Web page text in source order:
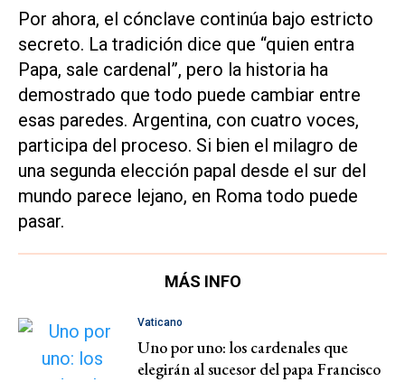
Por ahora, el cónclave continúa bajo estricto
secreto. La tradición dice que “quien entra
Papa, sale cardenal”, pero la historia ha
demostrado que todo puede cambiar entre
esas paredes. Argentina, con cuatro voces,
participa del proceso. Si bien el milagro de
una segunda elección papal desde el sur del
mundo parece lejano, en Roma todo puede
pasar.
MÁS INFO
Vaticano
Uno por uno: los cardenales que
elegirán al sucesor del papa Francisco